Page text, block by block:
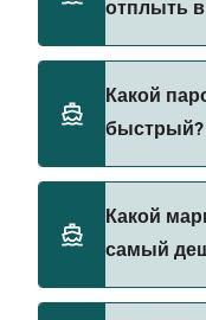
отплыть в
Макао (Taipa)
Макао
Zhuhai
Какой
быстрый?
маршруту из
(Шенг Ван) со
55 мин.
Какой
самый